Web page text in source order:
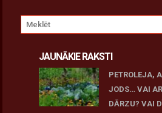
JAUNĀKIE RAKSTI
PETROLEJA,
JODS… VAI
DĀRZU? VAI